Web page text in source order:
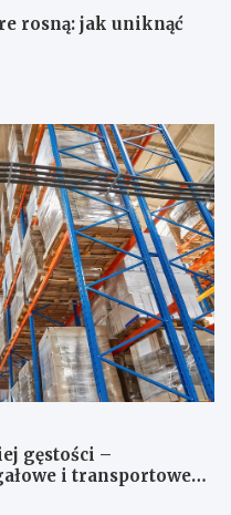
rosną: jak uniknąć
gęstości –
i transportowe